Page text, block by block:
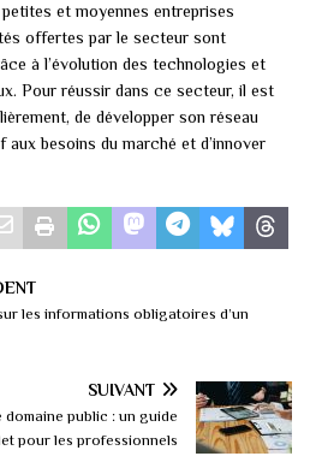
et moyennes entreprises
offertes par le secteur sont
à l’évolution des technologies et
Pour réussir dans ce secteur, il est
de développer son réseau
aux besoins du marché et d’innover
les informations obligatoires d’un
SUIVANT
public : un guide
pour les professionnels